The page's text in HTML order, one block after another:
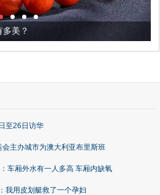
美？
至26日访华
主办城市为澳大利亚布里斯班
车厢外水有一人多高 车厢内缺氧
我用皮划艇救了一个孕妇